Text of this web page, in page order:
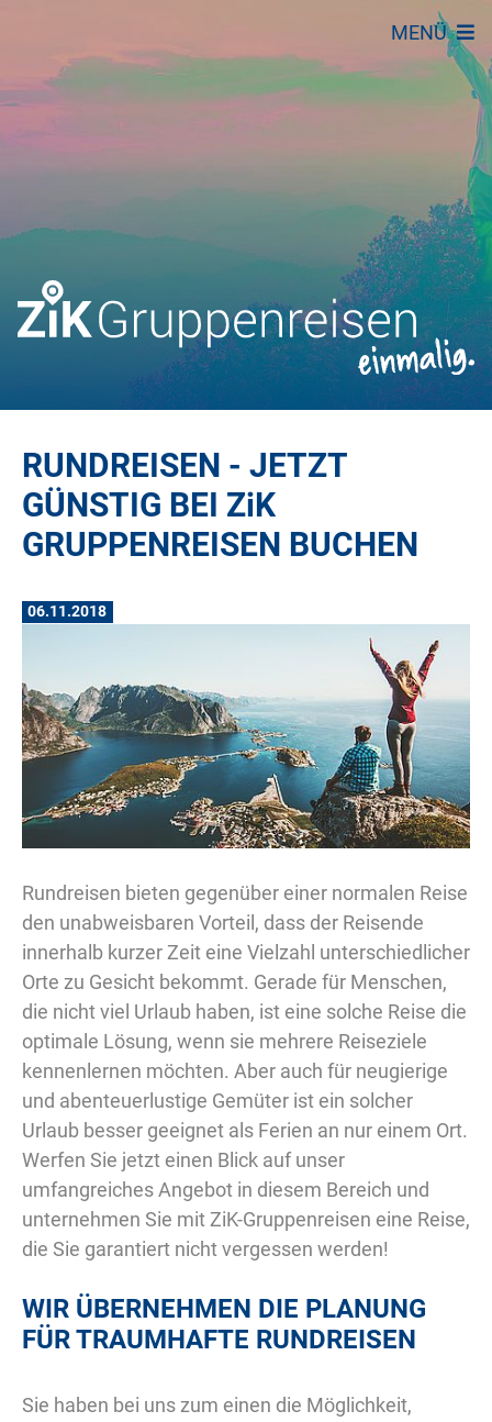
MENÜ
RUNDREISEN - JETZT
GÜNSTIG BEI ZiK
GRUPPENREISEN BUCHEN
06.11.2018
Rundreisen bieten gegenüber einer normalen Reise
den unabweisbaren Vorteil, dass der Reisende
innerhalb kurzer Zeit eine Vielzahl unterschiedlicher
Orte zu Gesicht bekommt. Gerade für Menschen,
die nicht viel Urlaub haben, ist eine solche Reise die
optimale Lösung, wenn sie mehrere Reiseziele
kennenlernen möchten. Aber auch für neugierige
und abenteuerlustige Gemüter ist ein solcher
Urlaub besser geeignet als Ferien an nur einem Ort.
Werfen Sie jetzt einen Blick auf unser
umfangreiches Angebot in diesem Bereich und
unternehmen Sie mit ZiK-Gruppenreisen eine Reise,
die Sie garantiert nicht vergessen werden!
WIR ÜBERNEHMEN DIE PLANUNG
FÜR TRAUMHAFTE RUNDREISEN
Sie haben bei uns zum einen die Möglichkeit,